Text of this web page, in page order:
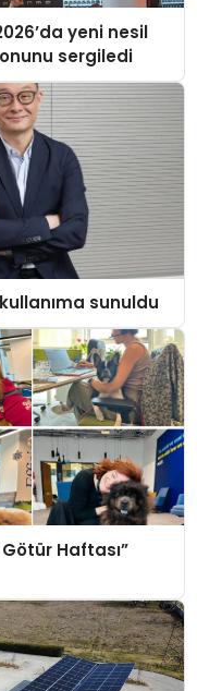
yeni nesil
sergiledi
sunuldu
Haftası”